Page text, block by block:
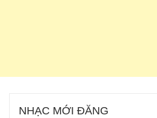
NHẠC MỚI ĐĂNG